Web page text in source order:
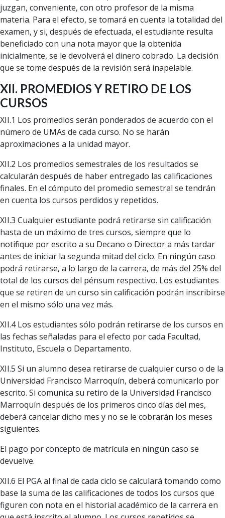
juzgan, conveniente, con otro profesor de la misma
materia. Para el efecto, se tomará en cuenta la totalidad del
examen, y si, después de efectuada, el estudiante resulta
beneficiado con una nota mayor que la obtenida
inicialmente, se le devolverá el dinero cobrado. La decisión
que se tome después de la revisión será inapelable.
XII. PROMEDIOS Y RETIRO DE LOS
CURSOS
XII.1 Los promedios serán ponderados de acuerdo con el
número de UMAs de cada curso. No se harán
aproximaciones a la unidad mayor.
XII.2 Los promedios semestrales de los resultados se
calcularán después de haber entregado las calificaciones
finales. En el cómputo del promedio semestral se tendrán
en cuenta los cursos perdidos y repetidos.
XII.3 Cualquier estudiante podrá retirarse sin calificación
hasta de un máximo de tres cursos, siempre que lo
notifique por escrito a su Decano o Director a más tardar
antes de iniciar la segunda mitad del ciclo. En ningún caso
podrá retirarse, a lo largo de la carrera, de más del 25% del
total de los cursos del pénsum respectivo. Los estudiantes
que se retiren de un curso sin calificación podrán inscribirse
en el mismo sólo una vez más.
XII.4 Los estudiantes sólo podrán retirarse de los cursos en
las fechas señaladas para el efecto por cada Facultad,
Instituto, Escuela o Departamento.
XII.5 Si un alumno desea retirarse de cualquier curso o de la
Universidad Francisco Marroquín, deberá comunicarlo por
escrito. Si comunica su retiro de la Universidad Francisco
Marroquín después de los primeros cinco días del mes,
deberá cancelar dicho mes y no se le cobrarán los meses
siguientes.
El pago por concepto de matrícula en ningún caso se
devuelve.
XII.6 El PGA al final de cada ciclo se calculará tomando como
base la suma de las calificaciones de todos los cursos que
figuren con nota en el historial académico de la carrera en